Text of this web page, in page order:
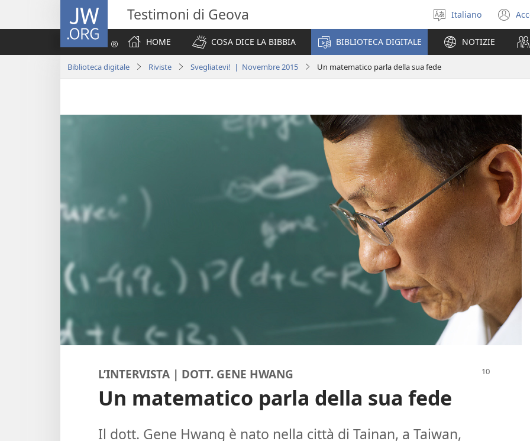
JW.ORG Testimoni di Geova
Seleziona
la
lingua
Italiano
HOME
COSA DICE LA BIBBIA BIBLIOTECA DIGITALE NOTIZIE
Biblioteca digitale Riviste Svegliatevi! | Novembre 2015 Un matematico parla della sua fede
L’INTERVISTA | DOTT. GENE HWANG
Un matematico parla della sua fede
Il dott. Gene Hwang è nato nella città di Tainan, a Taiwan,